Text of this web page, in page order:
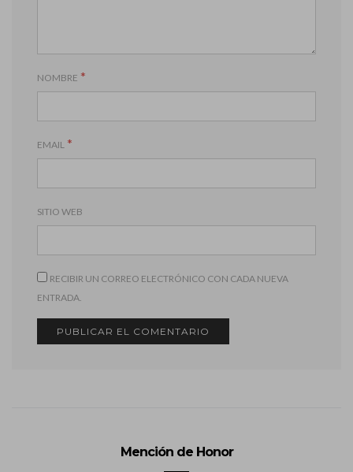
NOMBRE *
EMAIL *
SITIO WEB
RECIBIR UN CORREO ELECTRÓNICO CON CADA NUEVA
ENTRADA.
Mención de Honor